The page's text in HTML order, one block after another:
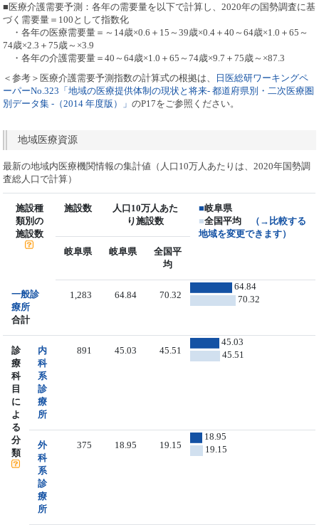
■医療介護需要予測：各年の需要量を以下で計算し、2020年の国勢調査に基
づく需要量＝100として指数化
・各年の医療需要量＝～14歳×0.6＋15～39歳×0.4＋40～64歳×1.0＋65～
74歳×2.3＋75歳～×3.9
・各年の介護需要量＝40～64歳×1.0＋65～74歳×9.7＋75歳～×87.3
＜参考＞医療介護需要予測指数の計算式の根拠は、
日医総研ワーキングペ
ーパーNo.323「地域の医療提供体制の現状と将来- 都道府県別・二次医療圏
別データ集 -（2014 年度版）」のP17をご参照ください。
地域医療資源
最新の地域内医療機関情報の集計値（人口10万人あたりは、2020年国勢調
査総人口で計算）
施設種
類別の
施設数
施設数
人口10万人あた
り施設数
■岐阜県
■全国平均
（→比較する
地域を変更できます）
岐阜県
岐阜県
全国平
均
一般診
療所
合計
1,283 64.84 70.32
64.84
70.32
診
療
科
目
に
よ
る
分
類
内
科
系
診
療
所
891 45.03 45.51
45.03
45.51
外
科
系
診
療
所
375 18.95 19.15
18.95
19.15